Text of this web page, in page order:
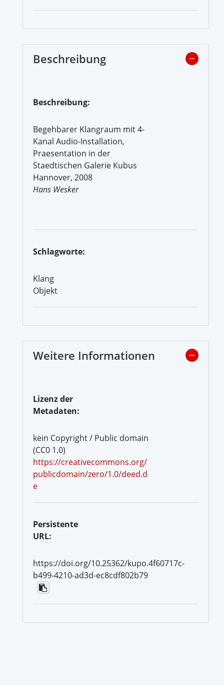
Beschreibung
Beschreibung:
Begehbarer Klangraum mit 4-
Kanal Audio-Installation,
Praesentation in der
Staedtischen Galerie Kubus
Hannover, 2008
Hans Wesker
Schlagworte:
Klang
Objekt
Weitere Informationen
Lizenz der
Metadaten:
kein Copyright / Public domain
(CC0 1.0)
https://creativecommons.org/
publicdomain/zero/1.0/deed.d
e
Persistente
URL:
https://doi.org/10.25362/kupo.4f60717c-
b499-4210-ad3d-ec8cdf802b79